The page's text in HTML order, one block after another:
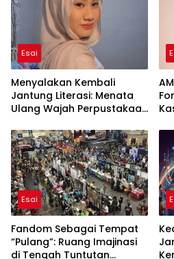
Esai
Menyalakan Kembali
Jantung Literasi: Menata
Ulang Wajah Perpustakaan
Esai
Fandom Sebagai Tempat
“Pulang”: Ruang Imajinasi
di Tengah Tuntutan